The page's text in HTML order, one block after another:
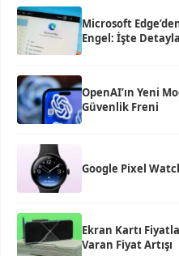
Microsoft
Engel: İşte
OpenAI’ın Yeni
Güvenlik Freni
Google Pixel
Ekran Kartı
Varan Fiyat Artışı